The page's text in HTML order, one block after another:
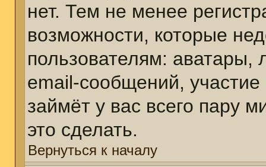
нет. Тем не менее
возможности, которые
пользователям: аватары,
email-сообщений, участие
займёт у вас всего пару
это сделать.
Вернуться к началу